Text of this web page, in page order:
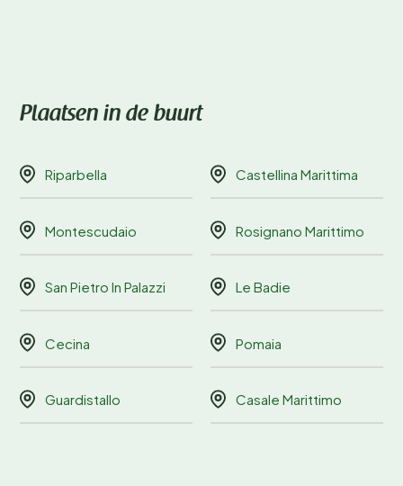
Plaatsen in de buurt
Riparbella Castellina Marittima
Montescudaio Rosignano Marittimo
San Pietro In Palazzi Le Badie
Cecina Pomaia
Guardistallo Casale Marittimo